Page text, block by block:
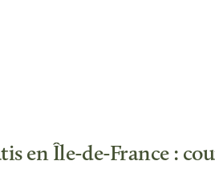
en Île-de-France :